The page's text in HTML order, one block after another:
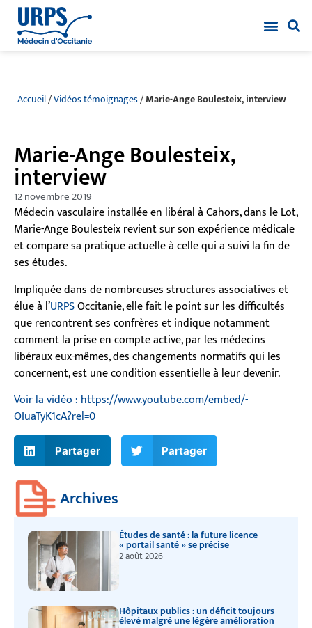
Accueil/Vidéos témoignages/Marie-Ange Boulesteix, interview
Marie-Ange Boulesteix,
interview
12 novembre 2019
Médecin vasculaire installée en libéral à Cahors, dans le Lot,
Marie-Ange Boulesteix revient sur son expérience médicale
et compare sa pratique actuelle à celle qui a suivi la fin de
ses études.
Impliquée dans de nombreuses structures associatives et
élue à l’URPSOccitanie, elle fait le point sur les difficultés
que rencontrent ses confrères et indique notamment
comment la prise en compte active, par les médecins
libéraux eux-mêmes, des changements normatifs qui les
concernent, est une condition essentielle à leur devenir.
Voir la vidéo : https://www.youtube.com/embed/-
OIuaTyK1cA?rel=0
Partager Partager
Archives
Études de santé : la future licence
« portail santé » se précise
2 août 2026
Hôpitaux publics : un déficit toujours
élevé malgré une légère amélioration